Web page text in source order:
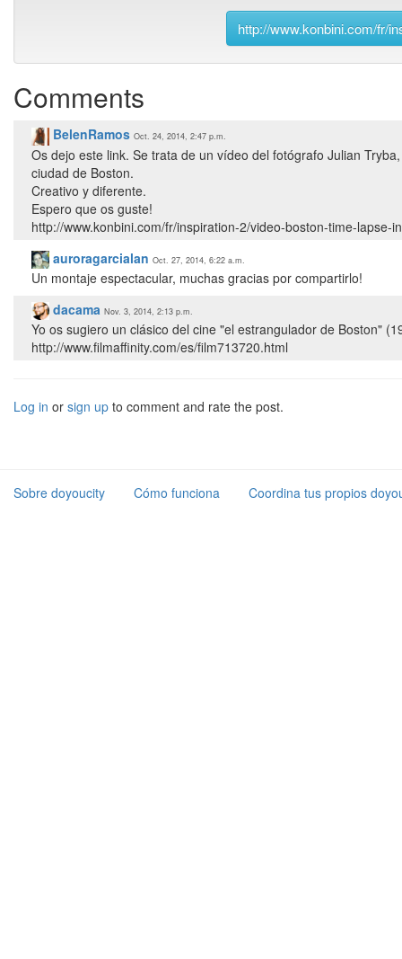
http://www.konbini.com/fr/
Comments
BelenRamos Oct. 24, 2014, 2:47 p.m.
Os dejo este link. Se trata de un vídeo del fotógrafo Julian
ciudad de Boston.
Creativo y diferente.
Espero que os guste!
http://www.konbini.com/fr/inspiration-2/video-boston-time-lapse-
auroragarcialan Oct. 27, 2014, 6:22 a.m.
Un montaje espectacular, muchas gracias por compartirlo!
dacama Nov. 3, 2014, 2:13 p.m.
Yo os sugiero un clásico del cine "el estrangulador de Boston"
http://www.filmaffinity.com/es/film713720.html
Log in or sign up to comment and rate the post.
Sobre doyoucity Cómo funciona Coordina tus propios